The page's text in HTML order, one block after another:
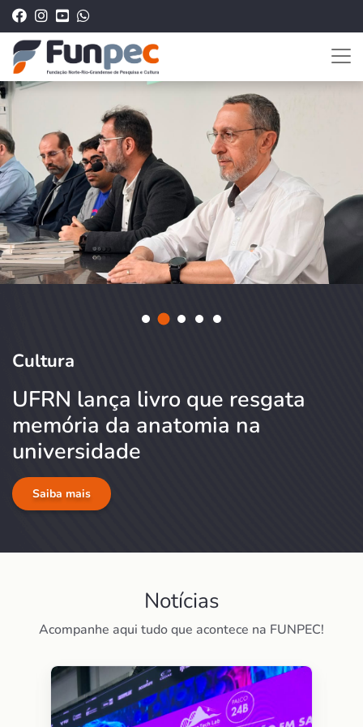
Cultura
UFRN lança livro que resgata
memória da anatomia na
universidade
Saiba mais
Notícias
Acompanhe aqui tudo que acontece na FUNPEC!